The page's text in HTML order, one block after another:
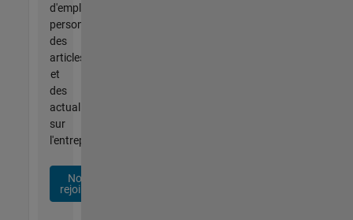
d'emploi
personnalisées,
des
articles
et
des
actualités
sur
l'entreprise.
Nous
rejoindre